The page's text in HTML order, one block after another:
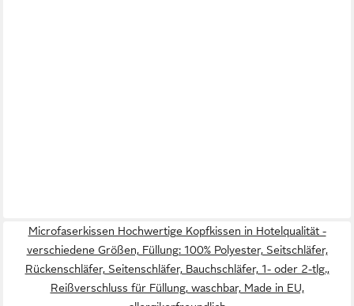
Microfaserkissen Hochwertige Kopfkissen in Hotelqualität -
verschiedene Größen, Füllung: 100% Polyester, Seitschläfer,
Rückenschläfer, Seitenschläfer, Bauchschläfer, 1- oder 2-tlg.,
Reißverschluss für Füllung, waschbar, Made in EU,